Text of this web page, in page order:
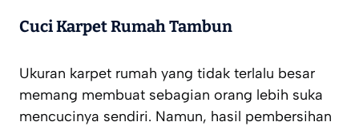
Cuci Karpet Rumah Tambun
Ukuran karpet rumah yang tidak terlalu besar
memang membuat sebagian orang lebih suka
mencucinya sendiri. Namun, hasil pembersihan